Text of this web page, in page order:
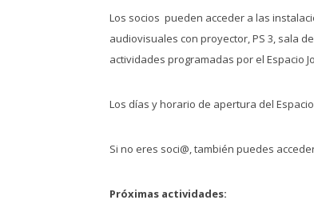
Los socios pueden acceder a las
audiovisuales con proyector, PS 3, sala
actividades programadas por el Espacio
Los días y horario de apertura del
Si no eres soci@, también puedes
Próximas actividades: